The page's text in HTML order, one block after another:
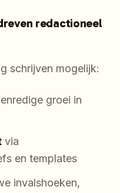
redactioneel
schrijven mogelijk:
groei in
via
en templates
invalshoeken,